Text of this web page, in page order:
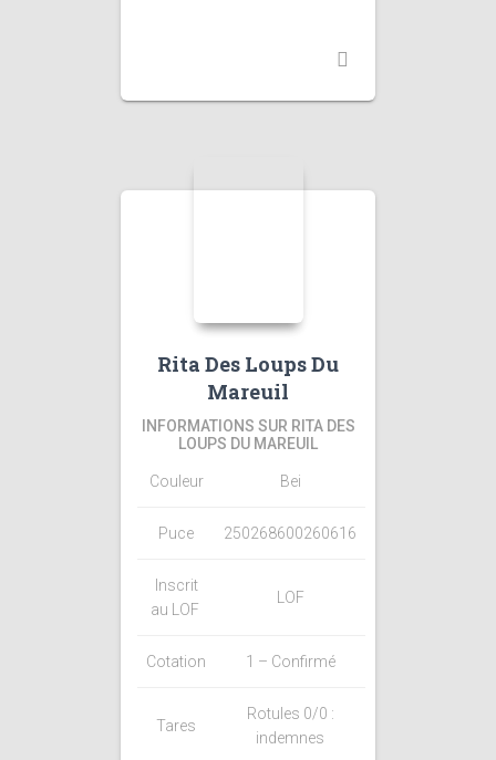
Rita Des Loups Du
Mareuil
INFORMATIONS SUR RITA DES
LOUPS DU MAREUIL
Couleur Bei
Puce 250268600260616
Inscrit
au LOF
LOF
Cotation 1 – Confirmé
Tares
Rotules 0/0 :
indemnes